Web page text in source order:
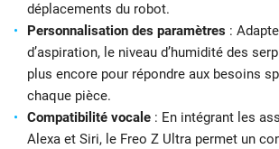
déplacements du robot.
Personnalisation des paramètres :
d’aspiration, le niveau d’humidité des
plus encore pour répondre aux besoins
chaque pièce.
Compatibilité vocale : En intégrant les
Alexa et Siri, le Freo Z Ultra permet un